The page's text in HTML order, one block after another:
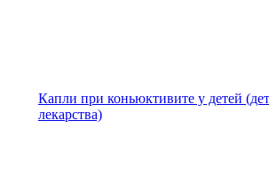
Капли при коньюктивите у детей
лекарства)